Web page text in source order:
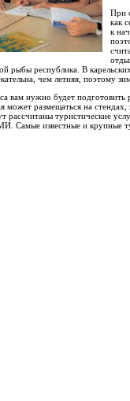
При
как
к
рыбы республика. В
чем летняя, поэтому
вам нужно будет
может размещаться на
рассчитаны туристические
Самые известные и крупные